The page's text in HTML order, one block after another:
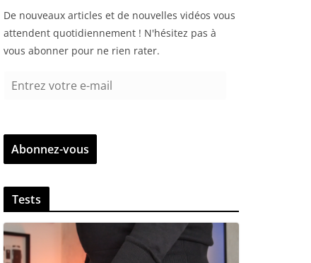
De nouveaux articles et de nouvelles vidéos vous
attendent quotidiennement ! N'hésitez pas à
vous abonner pour ne rien rater.
r
z
v
t
r
e
Abonnez-vous
Tests